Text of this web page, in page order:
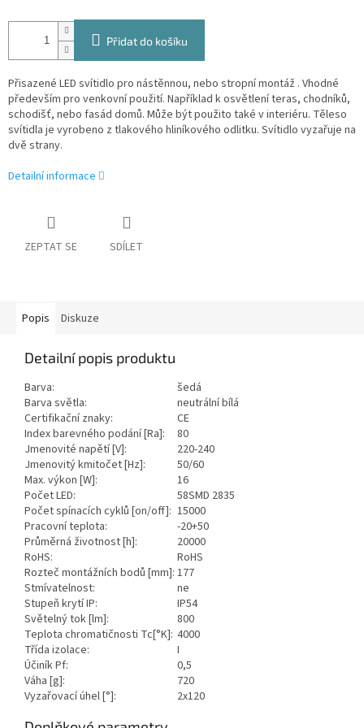
Přidat do košíku
Přisazené LED svítidlo pro nástěnnou, nebo stropní montáž . Vhodné
především pro venkovní použití. Například k osvětlení teras, chodníků,
schodišť, nebo fasád domů. Může být použito také v interiéru. Těleso
svítidla je vyrobeno z tlakového hliníkového odlitku. Svítidlo vyzařuje na
dvě strany.
Detailní informace
ZEPTAT SE SDÍLET
Popis Diskuze
Detailní popis produktu
Barva:
šedá
Barva světla:
neutrální bílá
Certifikační znaky:
CE
Index barevného podání [Ra]:
80
Jmenovité napětí [V]:
220-240
Jmenovitý kmitočet [Hz]:
50/60
Max. výkon [W]:
16
Počet LED:
58SMD 2835
Počet spínacích cyklů [on/off]: 15000
Pracovní teplota:
-20+50
Průměrná životnost [h]:
20000
RoHS:
RoHS
Rozteč montážních bodů [mm]: 177
Stmívatelnost:
ne
Stupeň krytí IP:
IP54
Světelný tok [lm]:
800
Teplota chromatičnosti Tc[°K]: 4000
Třída izolace:
I
Účiník Pf:
0,5
Váha [g]:
720
Vyzařovací úhel [°]:
2x120